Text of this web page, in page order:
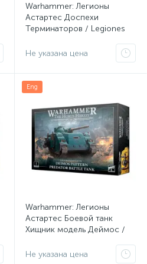
Warhammer: Легионы
Астартес Доспехи
Терминаторов / Legiones
Terminator Squad (арт. 31-
Не указана цена
Eng
Warhammer: Легионы
Астартес Боевой танк
Хищник модель Деймос /
Pattern Predator Battle Tank
Не указана цена